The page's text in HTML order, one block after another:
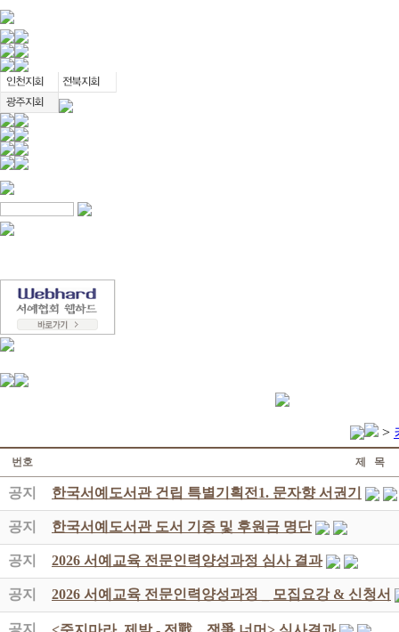
>
번호 제 목
공지 한국서예도서관 건립 특별기획전1. 문자향 서권기
공지 한국서예도서관 도서 기증 및 후원금 명단
공지 2026 서예교육 전문인력양성과정 심사 결과
공지 2026 서예교육 전문인력양성과정 _ 모집요강 & 신청서
공지